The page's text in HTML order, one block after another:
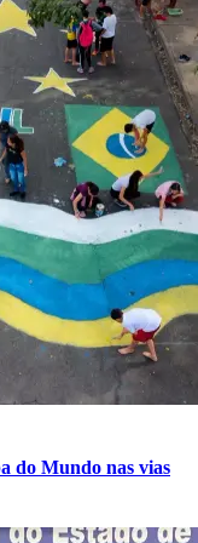
do Mundo nas vias